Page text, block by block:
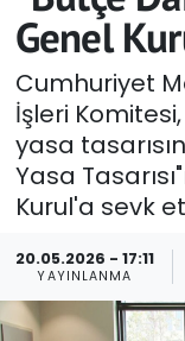
Genel
Cumhuriyet
İşleri
yasa
Yasa
Kurul'a sevk
20.05.2026 - 17:11
YAYINLANMA
GEZİ
Güncel
Gündem
KKTC